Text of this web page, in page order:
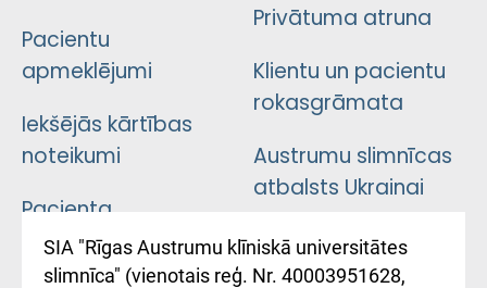
Pacientu
apmeklējumi
Iekšējās kārtības
noteikumi
Pacienta
atsauksmju/sūdzību
iesniegšanas
Privātuma atruna
Klientu un pacientu
rokasgrāmata
Austrumu slimnīcas
atbalsts Ukrainai
Підтримка Східної
лікарні та співпраця з
SIA "Rīgas Austrumu klīniskā universitātes
slimnīca" (vienotais reģ. Nr. 40003951628,